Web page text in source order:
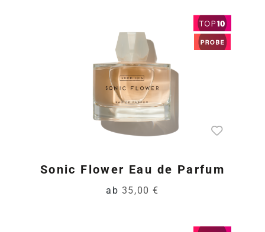
Sonic Flower Eau de Parfum
ab 35,00 €